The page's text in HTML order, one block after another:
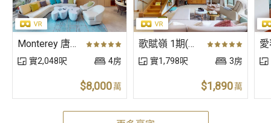
Monterey 唐俊街23號（獨立屋）
實2,048呎 4房
$8,000萬
歌賦嶺 1期(棕櫚徑) 粉錦公路338號 (獨立屋)
實1,798呎 3房
$1,890萬